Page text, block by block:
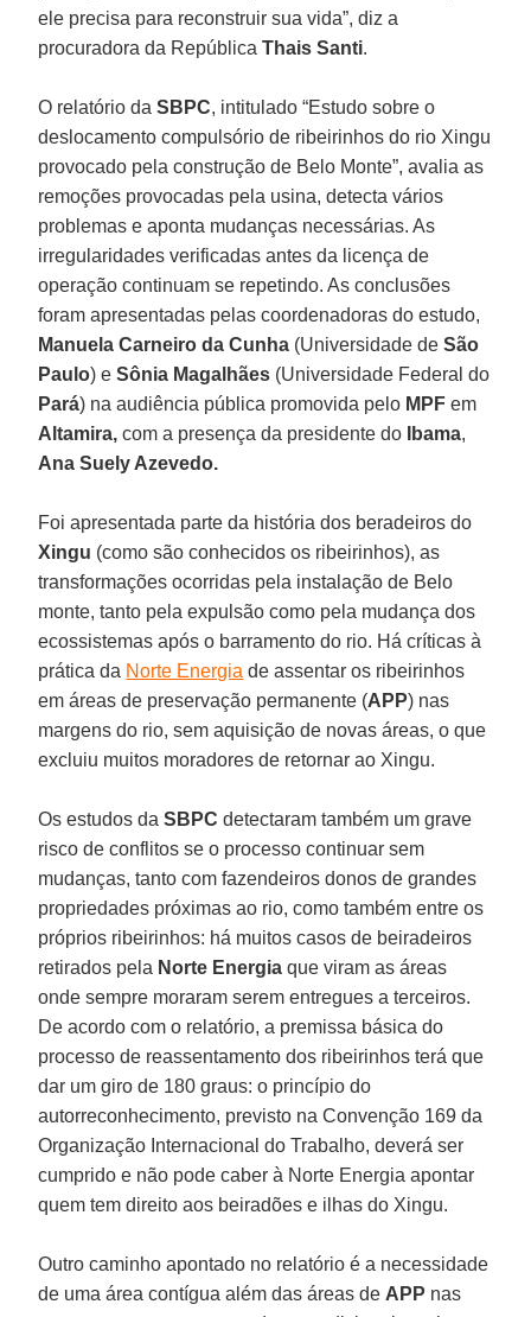
ele precisa para reconstruir sua vida”, diz a
procuradora da RepúblicaThais Santi.
O relatório daSBPC, intitulado “Estudo sobre o
deslocamento compulsório de ribeirinhos do rio Xingu
provocado pela construção de Belo Monte”, avalia as
remoções provocadas pela usina, detecta vários
problemas e aponta mudanças necessárias. As
irregularidades verificadas antes da licença de
operação continuam se repetindo. As conclusões
foram apresentadas pelas coordenadoras do estudo,
Manuela Carneiro da Cunha (Universidade deSão
Paulo) eSônia Magalhães (Universidade Federal do
Pará) na audiência pública promovida pelo MPF em
Altamira, com a presença da presidente do Ibama,
Ana Suely Azevedo.
Foi apresentada parte da história dos beradeiros do
Xingu (como são conhecidos os ribeirinhos), as
transformações ocorridas pela instalação de Belo
monte, tanto pela expulsão como pela mudança dos
ecossistemas após o barramento do rio. Há críticas à
prática da Norte Energia de assentar os ribeirinhos
em áreas de preservação permanente (APP) nas
margens do rio, sem aquisição de novas áreas, o que
excluiu muitos moradores de retornar ao Xingu.
Os estudos daSBPC detectaram também um grave
risco de conflitos se o processo continuar sem
mudanças, tanto com fazendeiros donos de grandes
propriedades próximas ao rio, como também entre os
próprios ribeirinhos: há muitos casos de beiradeiros
retirados pela Norte Energia que viram as áreas
onde sempre moraram serem entregues a terceiros.
De acordo com o relatório, a premissa básica do
processo de reassentamento dos ribeirinhos terá que
dar um giro de 180 graus: o princípio do
autorreconhecimento, previsto na Convenção 169 da
Organização Internacional do Trabalho, deverá ser
cumprido e não pode caber à Norte Energia apontar
quem tem direito aos beiradões e ilhas do Xingu.
Outro caminho apontado no relatório é a necessidade
de uma área contígua além das áreas de APP nas